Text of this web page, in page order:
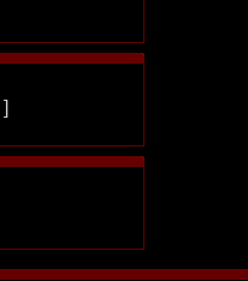
]